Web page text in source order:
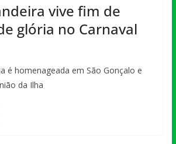
vive fim de
glória no Carnaval
é homenageada em São Gonçalo e
da Ilha